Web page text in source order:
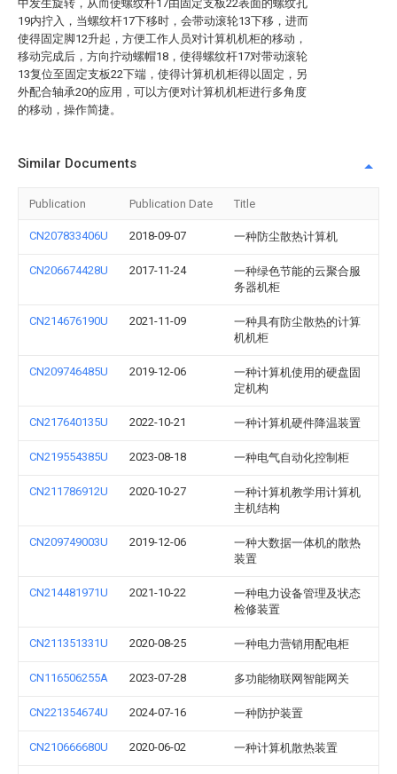
中发生旋转，从而使螺纹杆17由固定支板22表面的螺纹孔
19内拧入，当螺纹杆17下移时，会带动滚轮13下移，进而
使得固定脚12升起，方便工作人员对计算机机柜的移动，
移动完成后，方向拧动螺帽18，使得螺纹杆17对带动滚轮
13复位至固定支板22下端，使得计算机机柜得以固定，另
外配合轴承20的应用，可以方便对计算机机柜进行多角度
的移动，操作简捷。
Similar Documents
Publication Publication Date Title
CN207833406U 2018-09-07 一种防尘散热计算机
CN206674428U 2017-11-24
一种绿色节能的云聚合服
务器机柜
CN214676190U 2021-11-09
一种具有防尘散热的计算
机机柜
CN209746485U 2019-12-06
一种计算机使用的硬盘固
定机构
CN217640135U 2022-10-21 一种计算机硬件降温装置
CN219554385U 2023-08-18 一种电气自动化控制柜
CN211786912U 2020-10-27
一种计算机教学用计算机
主机结构
CN209749003U 2019-12-06
一种大数据一体机的散热
装置
CN214481971U 2021-10-22
一种电力设备管理及状态
检修装置
CN211351331U 2020-08-25 一种电力营销用配电柜
CN116506255A 2023-07-28 多功能物联网智能网关
CN221354674U 2024-07-16 一种防护装置
CN210666680U 2020-06-02 一种计算机散热装置